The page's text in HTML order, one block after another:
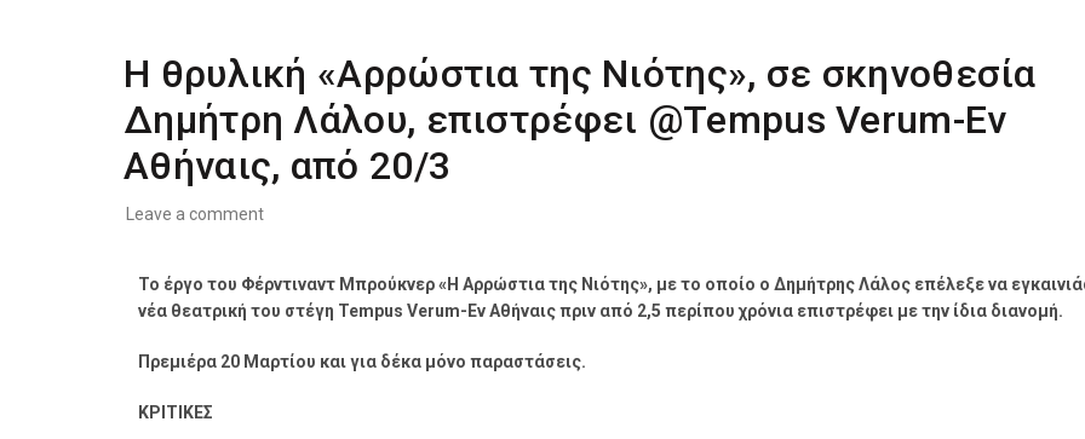
Η θρυλική «Αρρώστια της Νιότης», σε σκηνοθεσία
Δημήτρη Λάλου, επιστρέφει @Tempus Verum-Εν
Αθήναις, από 20/3
Leave a comment
Το έργο του Φέρντιναντ Μπρούκνερ «Η Αρρώστια της Νιότης», με το οποίο ο Δημήτρης Λάλος επέλεξε να
νέα θεατρική του στέγη Tempus Verum-Εν Αθήναις πριν από 2,5 περίπου χρόνια επιστρέφει με την ίδια διανομή.
Πρεμιέρα 20 Μαρτίου και για δέκα μόνο παραστάσεις.
ΚΡΙΤΙΚΕΣ